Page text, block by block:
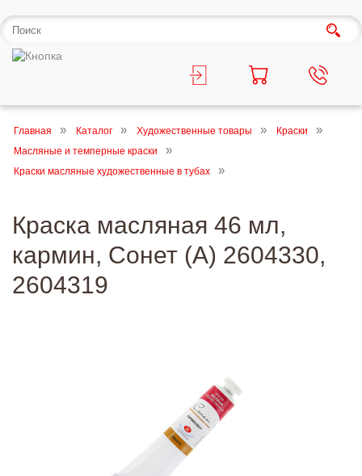
Главная Каталог Художественные товары
Краски
Масляные и темперные краски
Краски масляные художественные в тубах
Краска масляная 46 мл,
кармин, Сонет (А) 2604330,
2604319